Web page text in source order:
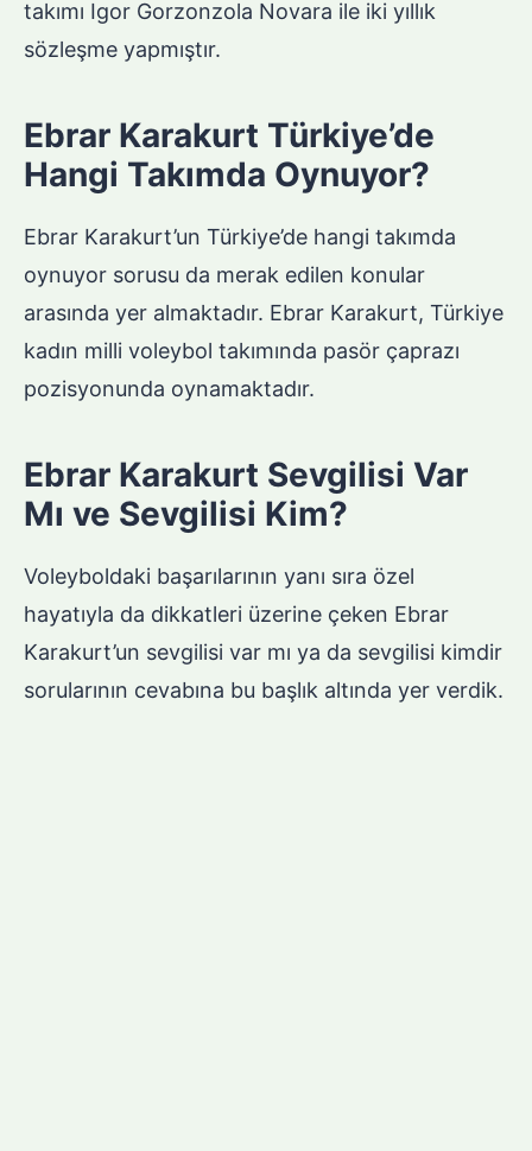
takımı Igor Gorzonzola Novara ile iki yıllık
sözleşme yapmıştır.
Ebrar Karakurt Türkiye’de
Hangi Takımda Oynuyor?
Ebrar Karakurt’un Türkiye’de hangi takımda
oynuyor sorusu da merak edilen konular
arasında yer almaktadır. Ebrar Karakurt, Türkiye
kadın milli voleybol takımında pasör çaprazı
pozisyonunda oynamaktadır.
Ebrar Karakurt Sevgilisi Var
Mı ve Sevgilisi Kim?
Voleyboldaki başarılarının yanı sıra özel
hayatıyla da dikkatleri üzerine çeken Ebrar
Karakurt’un sevgilisi var mı ya da sevgilisi kimdir
sorularının cevabına bu başlık altında yer verdik.